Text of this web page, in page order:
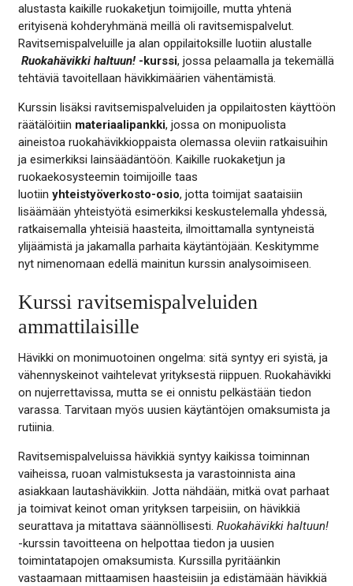
alustasta kaikille ruokaketjun toimijoille, mutta yhtenä
erityisenä kohderyhmänä meillä oli ravitsemispalvelut.
Ravitsemispalveluille ja alan oppilaitoksille luotiin alustalle
Ruokahävikki haltuun!-kurssi, jossa pelaamalla ja tekemällä
tehtäviä tavoitellaan hävikkimäärien vähentämistä.
Kurssin lisäksi ravitsemispalveluiden ja oppilaitosten käyttöön
räätälöitiin materiaalipankki, jossa on monipuolista
aineistoa ruokahävikkioppaista olemassa oleviin ratkaisuihin
ja esimerkiksi lainsäädäntöön. Kaikille ruokaketjun ja
ruokaekosysteemin toimijoille taas
luotiin yhteistyöverkosto-osio, jotta toimijat saataisiin
lisäämään yhteistyötä esimerkiksi keskustelemalla yhdessä,
ratkaisemalla yhteisiä haasteita, ilmoittamalla syntyneistä
ylijäämistä ja jakamalla parhaita käytäntöjään. Keskitymme
nyt nimenomaan edellä mainitun kurssin analysoimiseen.
Kurssi ravitsemispalveluiden
ammattilaisille
Hävikki on monimuotoinen ongelma: sitä syntyy eri syistä, ja
vähennyskeinot vaihtelevat yrityksestä riippuen. Ruokahävikki
on nujerrettavissa, mutta se ei onnistu pelkästään tiedon
varassa. Tarvitaan myös uusien käytäntöjen omaksumista ja
rutiinia.
Ravitsemispalveluissa hävikkiä syntyy kaikissa toiminnan
vaiheissa, ruoan valmistuksesta ja varastoinnista aina
asiakkaan lautashävikkiin. Jotta nähdään, mitkä ovat parhaat
ja toimivat keinot oman yrityksen tarpeisiin, on hävikkiä
seurattava ja mitattava säännöllisesti. Ruokahävikki haltuun!
-kurssin tavoitteena on helpottaa tiedon ja uusien
toimintatapojen omaksumista. Kurssilla pyritäänkin
vastaamaan mittaamisen haasteisiin ja edistämään hävikkiä